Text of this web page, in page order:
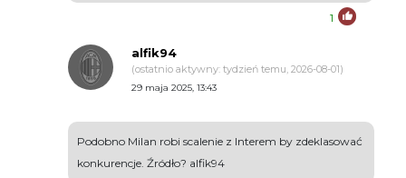
1
alfik94
(ostatnio aktywny: tydzień temu, 2026-08-01)
29 maja 2025, 13:43
Podobno Milan robi scalenie z Interem by zdeklasować
konkurencje. Źródło? alfik94